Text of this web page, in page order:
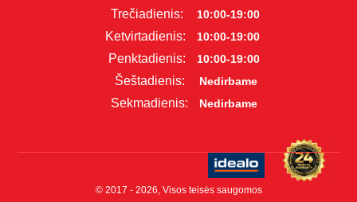
Trečiadienis: 10:00-19:00
Ketvirtadienis: 10:00-19:00
Penktadienis: 10:00-19:00
Šeštadienis: Nedirbame
Sekmadienis: Nedirbame
© 2017 - 2026, Visos teisės saugomos